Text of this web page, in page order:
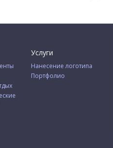
Услуги
Нанесение логотипа
Портфолио